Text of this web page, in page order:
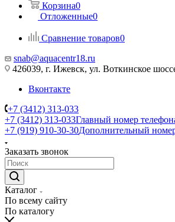
Корзина0
Отложенные0
Сравнение товаров0
snab@aquacentr18.ru
426039, г. Ижевск, ул. Воткинское
Вконтакте
+7 (3412) 313-033
+7 (3412) 313-033Главный номер
+7 (919) 910-30-30Дополнительный
Заказать звонок
Каталог
По всему сайту
По каталогу